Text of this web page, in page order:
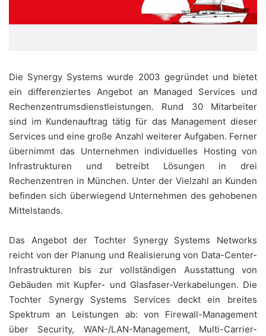
Die Synergy Systems wurde 2003 gegründet und bietet
ein differenziertes Angebot an Managed Services und
Rechenzentrumsdienstleistungen. Rund 30 Mitarbeiter
sind im Kundenauftrag tätig für das Management dieser
Services und eine große Anzahl weiterer Aufgaben. Ferner
übernimmt das Unternehmen individuelles Hosting von
Infrastrukturen und betreibt Lösungen in drei
Rechenzentren in München. Unter der Vielzahl an Kunden
befinden sich überwiegend Unternehmen des gehobenen
Mittelstands.
Das Angebot der Tochter Synergy Systems Networks
reicht von der Planung und Realisierung von Data-Center-
Infrastrukturen bis zur vollständigen Ausstattung von
Gebäuden mit Kupfer- und Glasfaser-Verkabelungen. Die
Tochter Synergy Systems Services deckt ein breites
Spektrum an Leistungen ab: von Firewall-Management
über Security, WAN-/LAN-Management, Multi-Carrier-